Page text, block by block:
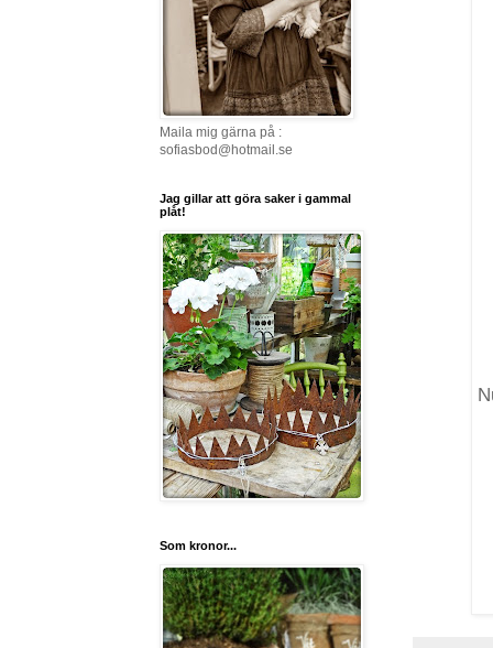
Maila mig gärna på :
sofiasbod@hotmail.se
Jag gillar att göra saker i gammal
plåt!
Som kronor...